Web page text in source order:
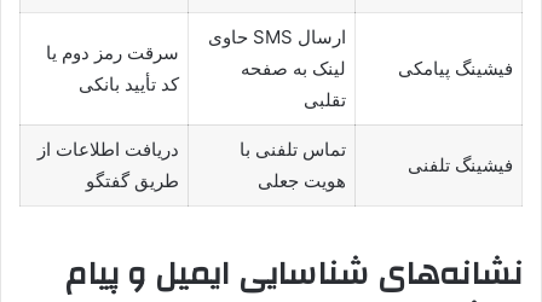
فیشینگ پیامکی
ارسال SMS حاوی
لینک به صفحه
تقلبی
سرقت رمز دوم یا
کد تأیید بانکی
فیشینگ تلفنی
تماس تلفنی با
هویت جعلی
دریافت اطلاعات از
طریق گفتگو
نشانه‌های شناسایی ایمیل و پیام